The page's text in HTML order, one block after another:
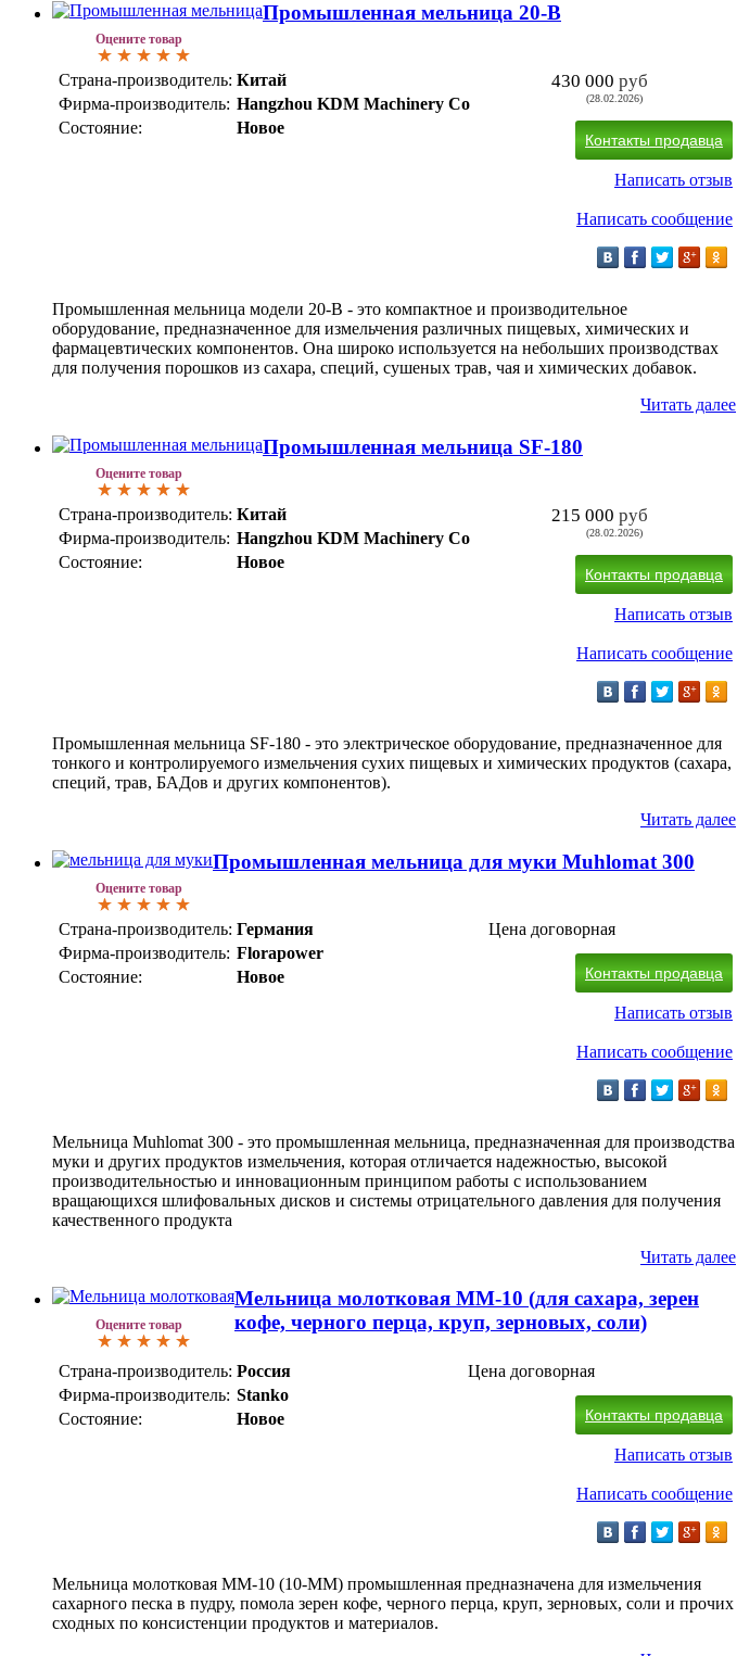
Оцените товар
Промышленная мельница 20-B
Страна-производитель: Китай
Фирма-производитель: Hangzhou KDM Machinery Co
Состояние:
Новое
430 000 руб
(28.02.2026)
Контакты продавца
Написать отзыв
Написать сообщение
Промышленная мельница модели 20-B - это компактное и производительное
оборудование, предназначенное для измельчения различных пищевых, химических и
фармацевтических компонентов. Она широко используется на небольших производствах
для получения порошков из сахара, специй, сушеных трав, чая и химических добавок.
Читать далее
Оцените товар
Промышленная мельница SF-180
Страна-производитель: Китай
Фирма-производитель: Hangzhou KDM Machinery Co
Состояние:
Новое
215 000 руб
(28.02.2026)
Контакты продавца
Написать отзыв
Написать сообщение
Промышленная мельница SF-180 - это электрическое оборудование, предназначенное для
тонкого и контролируемого измельчения сухих пищевых и химических продуктов (сахара,
специй, трав, БАДов и других компонентов).
Читать далее
Оцените товар
Промышленная мельница для муки Muhlomat 300
Страна-производитель: Германия
Фирма-производитель: Florapower
Состояние:
Новое
Цена договорная
Контакты продавца
Написать отзыв
Написать сообщение
Мельница Muhlomat 300 - это промышленная мельница, предназначенная для производства
муки и других продуктов измельчения, которая отличается надежностью, высокой
производительностью и инновационным принципом работы с использованием
вращающихся шлифовальных дисков и системы отрицательного давления для получения
качественного продукта
Читать далее
Оцените товар
Мельница молотковая ММ-10 (для сахара, зерен
кофе, черного перца, круп, зерновых, соли)
Страна-производитель: Россия
Фирма-производитель: Stanko
Состояние:
Новое
Цена договорная
Контакты продавца
Написать отзыв
Написать сообщение
Мельница молотковая ММ-10 (10-ММ) промышленная предназначена для измельчения
сахарного песка в пудру, помола зерен кофе, черного перца, круп, зерновых, соли и прочих
сходных по консистенции продуктов и материалов.